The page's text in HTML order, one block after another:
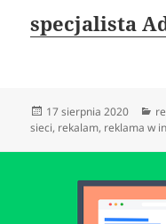
specjalista
Data
publikacji
17 sierpnia 2020
sieci, rekalam, reklama w